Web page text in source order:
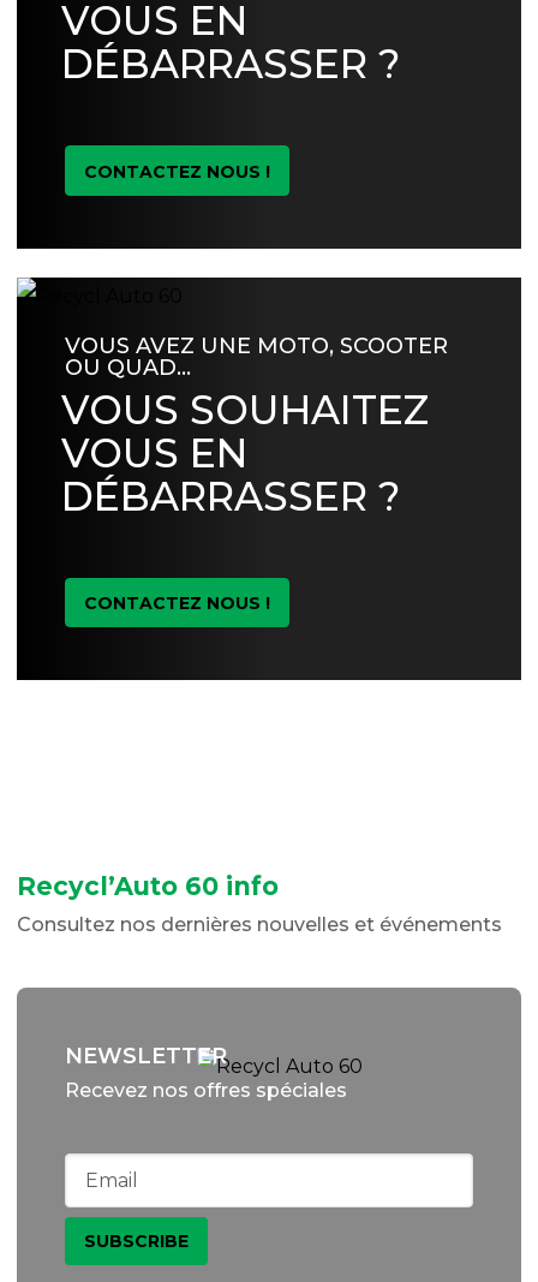
VOUS EN
DÉBARRASSER ?
CONTACTEZ NOUS !
VOUS AVEZ UNE MOTO, SCOOTER
OU QUAD…
VOUS SOUHAITEZ
VOUS EN
DÉBARRASSER ?
CONTACTEZ NOUS !
Recycl’Auto 60 info
Consultez nos dernières nouvelles et événements
NEWSLETTER
Recevez nos offres spéciales